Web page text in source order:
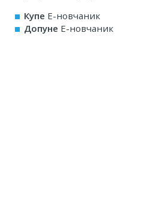
Купе Е-новчаник
Допуне Е-новчаник